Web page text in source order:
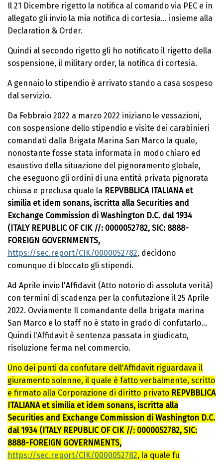
Il 21 Dicembre rigetto la notifica al comando via PEC e in
allegato gli invio la mia notifica di cortesia... insieme alla
Declaration & Order.
Quindi al secondo rigetto gli ho notificato il rigetto della
sospensione, il military order, la notifica di cortesia.
A gennaio lo stipendio è arrivato stando a casa sospeso
dal servizio.
Da Febbraio 2022 a marzo 2022 iniziano le vessazioni,
con sospensione dello stipendio e visite dei carabinieri
comandati dalla Brigata Marina San Marco la quale,
nonostante fosse stata informata in modo chiaro ed
esaustivo della situazione del pignoramento globale,
che eseguono gli ordini di una entità privata pignorata
chiusa e preclusa quale la REPVBBLICA ITALIANA et
similia et idem sonans, iscritta alla Securities and
Exchange Commission di Washington D.C. dal 1934
(ITALY REPUBLIC OF CIK //: 0000052782, SIC: 8888-
FOREIGN GOVERNMENTS,
https://sec.report/CIK/0000052782, decidono
comunque di bloccato gli stipendi.
Ad Aprile invio l'Affidavit (Atto notorio di assoluta verità)
con termini di scadenza per la confutazione il 25 Aprile
2022. Ovviamente Il comandante della brigata marina
San Marco e lo staff no è stato in grado di confutarlo...
Quindi l'Affidavit è sentenza passata in giudicato,
risoluzione ferma nel commercio.
Uno dei punti da confutare dell'Affidavit riguardava il
giuramento solenne, il quale è fatto verbalmente, scritto
e firmato alla Corporazione di diritto privato REPVBBLICA
ITALIANA et similia et idem sonans, iscritta alla
Securities and Exchange Commission di Washington D.C.
dal 1934 (ITALY REPUBLIC OF CIK //: 0000052782, SIC:
8888-FOREIGN GOVERNMENTS,
https://sec.report/CIK/0000052782, la quale fu